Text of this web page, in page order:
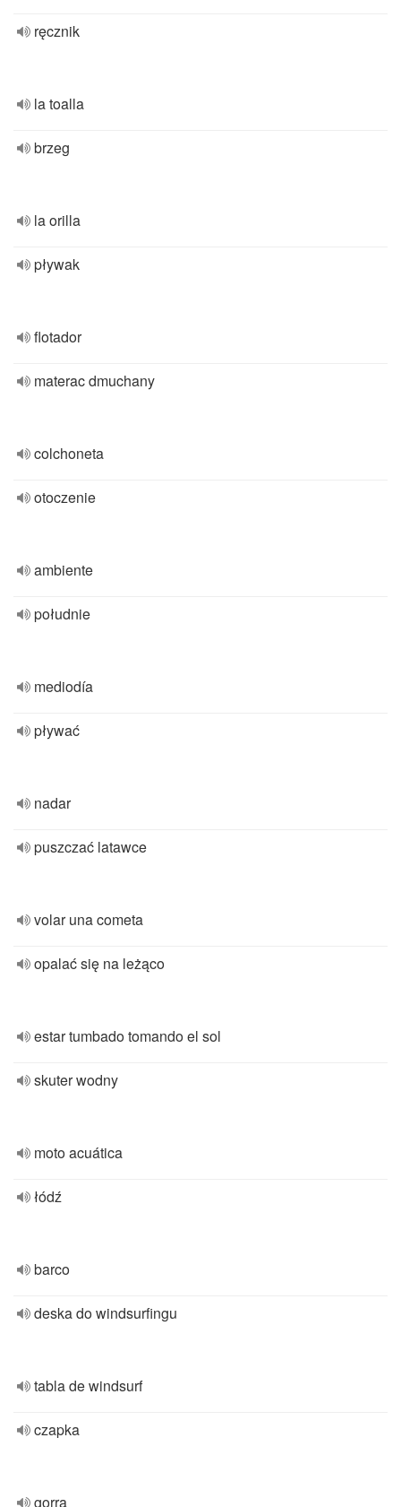
ręcznik
la toalla
brzeg
la orilla
pływak
flotador
materac dmuchany
colchoneta
otoczenie
ambiente
południe
mediodía
pływać
nadar
puszczać latawce
volar una cometa
opalać się na leżąco
estar tumbado tomando el sol
skuter wodny
moto acuática
łódź
barco
deska do windsurfingu
tabla de windsurf
czapka
gorra